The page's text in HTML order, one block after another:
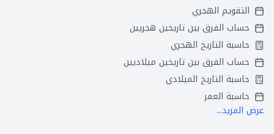
التقويم الهجري
حساب الفرق بين تاريخين هجريين
حاسبة التاريخ الهجري
حساب الفرق بين تاريخين ميلاديين
حاسبة التاريخ الميلادي
حاسبة العمر
عرض المزيد...